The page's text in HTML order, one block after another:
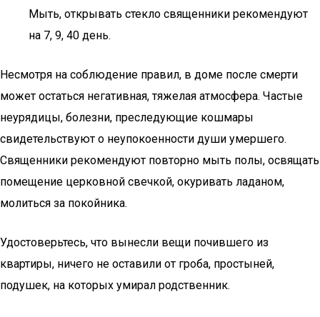
Мыть, открывать стекло священники рекомендуют
на 7, 9, 40 день.
Несмотря на соблюдение правил, в доме после смерти
может остаться негативная, тяжелая атмосфера. Частые
неурядицы, болезни, преследующие кошмары
свидетельствуют о неупокоенности души умершего.
Священники рекомендуют повторно мыть полы, освящать
помещение церковной свечкой, окуривать ладаном,
молиться за покойника.
Удостоверьтесь, что вынесли вещи почившего из
квартиры, ничего не оставили от гроба, простыней,
подушек, на которых умирал родственник.